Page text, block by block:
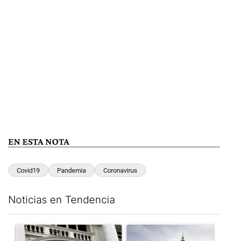
EN ESTA NOTA
Covid19 Pandemia Coronavirus
Noticias en Tendencia
Un artículo de tendencia con el título "Las reservas del Banco
Un artículo de tendencia